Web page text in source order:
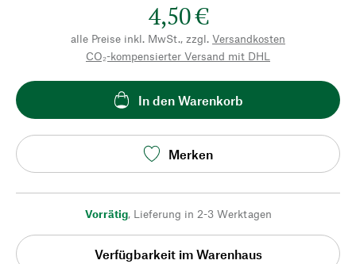
4,50 €
alle Preise inkl. MwSt., zzgl. Versandkosten
CO₂-kompensierter Versand mit DHL
In den Warenkorb
Merken
Vorrätig, Lieferung in 2-3 Werktagen
Verfügbarkeit im Warenhaus